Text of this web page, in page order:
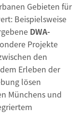
Gebieten für
Beispielsweise
DWA-
Projekte
den
Erleben der
lösen
Münchens und